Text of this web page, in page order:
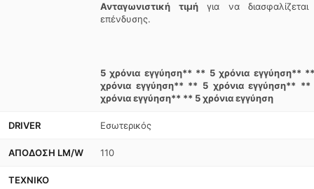
Ανταγωνιστική τιμήγια να διασφαλίζεται
επένδυσης.
5 χρόνια εγγύηση** ** 5 χρόνια εγγύηση**
χρόνια εγγύηση** ** 5 χρόνια εγγύηση**
χρόνια εγγύηση** ** 5 χρόνια εγγύηση
DRIVER Εσωτερικός
ΑΠΌΔΟΣΗ LM/W 110
ΤΕΧΝΙΚΌ